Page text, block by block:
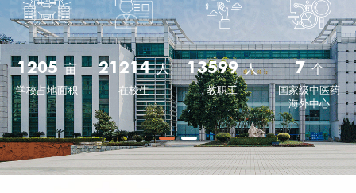
1205 亩
学校占地面积
21214 人
在校生
13599 人
教职工
7 个
国家级中医药
海外中心